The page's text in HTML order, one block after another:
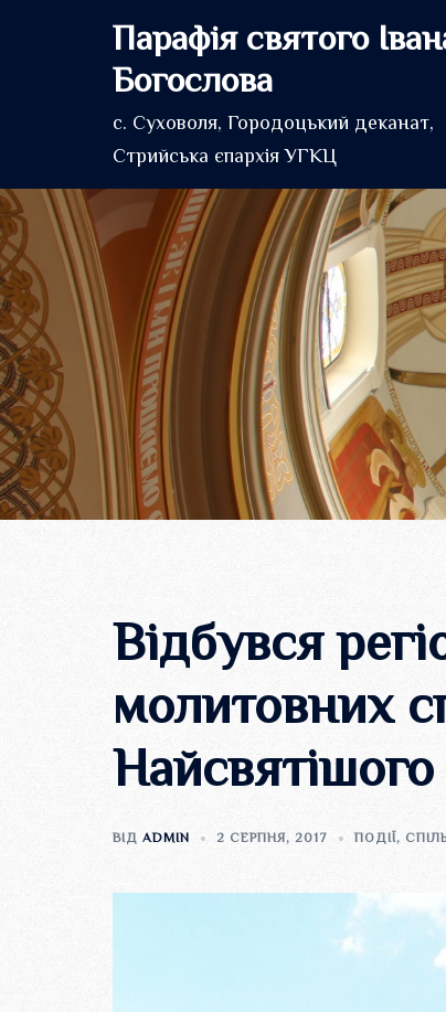
Парафія святого
Богослова
с. Суховоля, Городоцький деканат,
Стрийська єпархія УГКЦ
Відбувся
молитовних
ВІД ADMIN 2 СЕРПНЯ, 2017 ПОДІЇ,